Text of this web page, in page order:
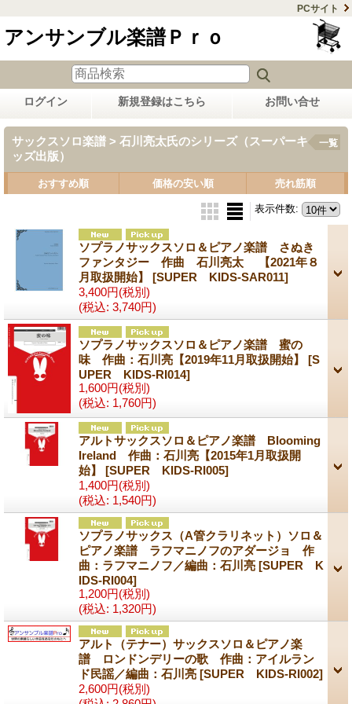
PCサイト
アンサンブル楽譜Ｐｒｏ
ログイン 新規登録はこちら お問い合せ
サックスソロ楽譜 > 石川亮太氏のシリーズ（スーパーキ
ッズ出版）
一覧
おすすめ順 価格の安い順 売れ筋順
表示件数:
ソプラノサックスソロ＆ピアノ楽譜 さぬき
ファンタジー 作曲 石川亮太 【2021年８
月取扱開始】 [SUPER KIDS-SAR011]
3,400円(税別)
(税込: 3,740円)
ソプラノサックスソロ＆ピアノ楽譜 蜜の
味 作曲：石川亮【2019年11月取扱開始】 [S
UPER KIDS-RI014]
1,600円(税別)
(税込: 1,760円)
アルトサックスソロ＆ピアノ楽譜 Blooming
Ireland 作曲：石川亮【2015年1月取扱開
始】 [SUPER KIDS-RI005]
1,400円(税別)
(税込: 1,540円)
ソプラノサックス（A管クラリネット）ソロ＆
ピアノ楽譜 ラフマニノフのアダージョ 作
曲：ラフマニノフ／編曲：石川亮 [SUPER K
IDS-RI004]
1,200円(税別)
(税込: 1,320円)
アルト（テナー）サックスソロ＆ピアノ楽
譜 ロンドンデリーの歌 作曲：アイルラン
ド民謡／編曲：石川亮 [SUPER KIDS-RI002]
2,600円(税別)